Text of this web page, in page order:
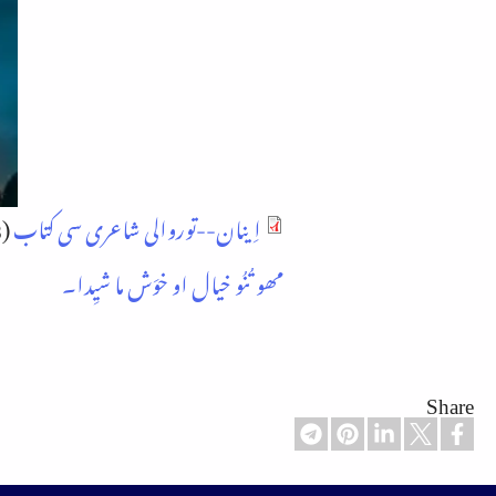
اِینان--توروالی شاعری سی کتاب(12.08 میگا بائٹ)
مھو تُنُو خیال او خوَش ما شیِدا۔
Share